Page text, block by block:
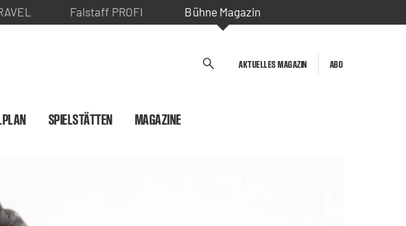
Falstaff PROFI Bühne Magazin
AKTUELLES MAGAZIN ABO
SPIELSTÄTTEN MAGAZINE